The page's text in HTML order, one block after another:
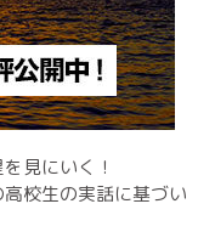
見にいく！
校生の実話に基づい